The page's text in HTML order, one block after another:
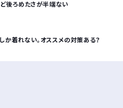
後ろめたさが半端ない
着れない。オススメの対策ある？